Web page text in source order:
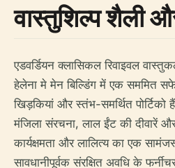
वास्तुशिल्प शैली
एडवर्डियन क्लासिकल रिवाइवल
हेलेना मे मेन बिल्डिंग में एक सममित
खिड़कियां और स्तंभ-समर्थित
मंजिला संरचना, लाल ईंट की दीवारें
कार्यक्षमता और लालित्य का एक
सावधानीपूर्वक संरक्षित अवधि के